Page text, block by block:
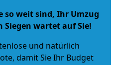
so weit sind, Ihr Umzug
Siegen wartet auf Sie!
und natürlich
, damit Sie Ihr Budget